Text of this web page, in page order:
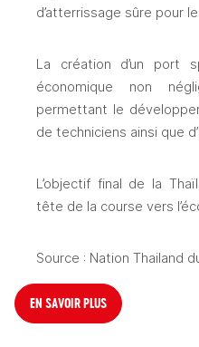
d’atterrissage sûre pour
La création d’un port
économique non
permettant le
de techniciens ainsi que
L’objectif final de la
tête de la course vers
Source : Nation Thailand
EN SAVOIR PLUS